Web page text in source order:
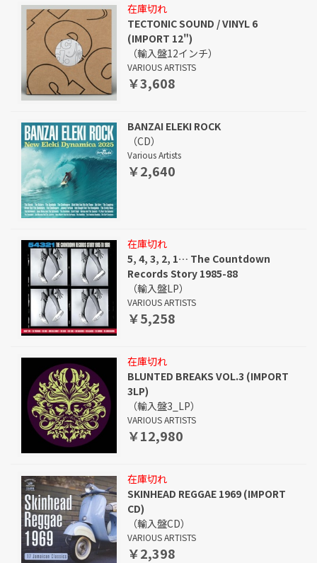
在庫切れ
TECTONIC SOUND / VINYL 6
(IMPORT 12")
（輸入盤12インチ）
VARIOUS ARTISTS
￥3,608
BANZAI ELEKI ROCK
（CD）
Various Artists
￥2,640
在庫切れ
5, 4, 3, 2, 1… The Countdown
Records Story 1985-88
（輸入盤LP）
VARIOUS ARTISTS
￥5,258
在庫切れ
BLUNTED BREAKS VOL.3 (IMPORT
3LP)
（輸入盤3_LP）
VARIOUS ARTISTS
￥12,980
在庫切れ
SKINHEAD REGGAE 1969 (IMPORT
CD)
（輸入盤CD）
VARIOUS ARTISTS
￥2,398